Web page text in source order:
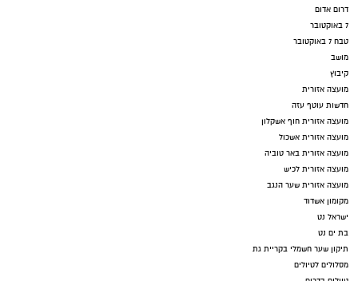
דרום אדום
7 באוקטובר
טבח 7 באוקטובר
מושב
קיבוץ
מועצה אזורית
חדשות עוטף עזה
מועצה אזורית חוף אשקלון
מועצה אזורית אשכול
מועצה אזורית באר טוביה
מועצה אזורית לכיש
מועצה אזורית שער הנגב
מקומון אשדוד
ישראל נט
בת ים נט
תיקון שער חשמלי בקריית גת
מסלולים לטיולים